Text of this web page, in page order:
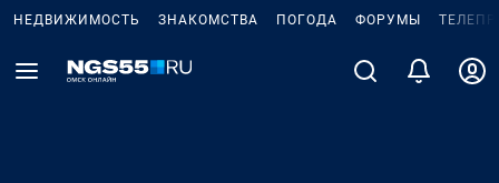
НЕДВИЖИМОСТЬ ЗНАКОМСТВА ПОГОДА ФОРУМЫ